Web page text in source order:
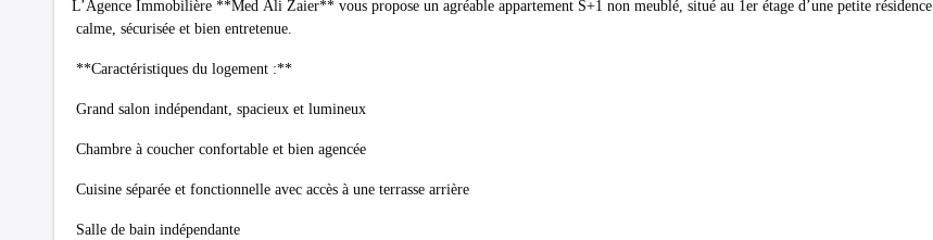
L’Agence Immobilière **Med Ali Zaier** vous propose un agréable appartement S+1 non meublé, situé au 1er étage d’une petite résidence
calme, sécurisée et bien entretenue.
**Caractéristiques du logement :**
Grand salon indépendant, spacieux et lumineux
Chambre à coucher confortable et bien agencée
Cuisine séparée et fonctionnelle avec accès à une terrasse arrière
Salle de bain indépendante